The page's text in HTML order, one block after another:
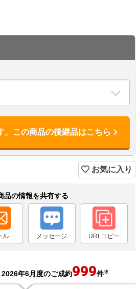
。この商品の後継品はこちら
お気に入り
品の情報を共有する
ル メッセージ URLコピー
年6月度のご成約999件※